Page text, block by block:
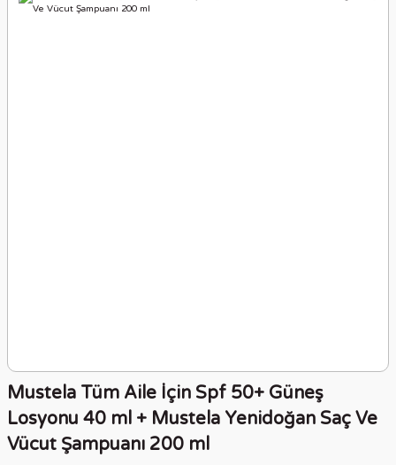
Mustela Tüm Aile İçin Spf 50+ Güneş
Losyonu 40 ml + Mustela Yenidoğan Saç Ve
Vücut Şampuanı 200 ml